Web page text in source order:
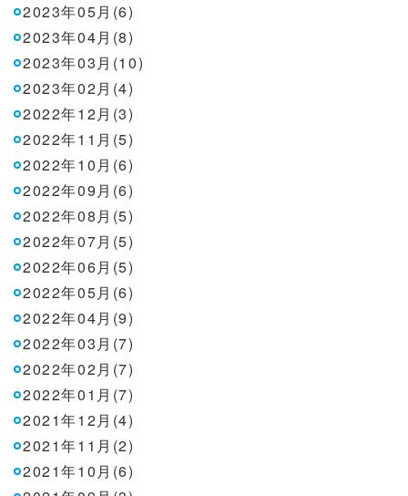
2023年05月(6)
2023年04月(8)
2023年03月(10)
2023年02月(4)
2022年12月(3)
2022年11月(5)
2022年10月(6)
2022年09月(6)
2022年08月(5)
2022年07月(5)
2022年06月(5)
2022年05月(6)
2022年04月(9)
2022年03月(7)
2022年02月(7)
2022年01月(7)
2021年12月(4)
2021年11月(2)
2021年10月(6)